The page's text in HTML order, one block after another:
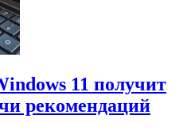
11 получит
рекомендаций